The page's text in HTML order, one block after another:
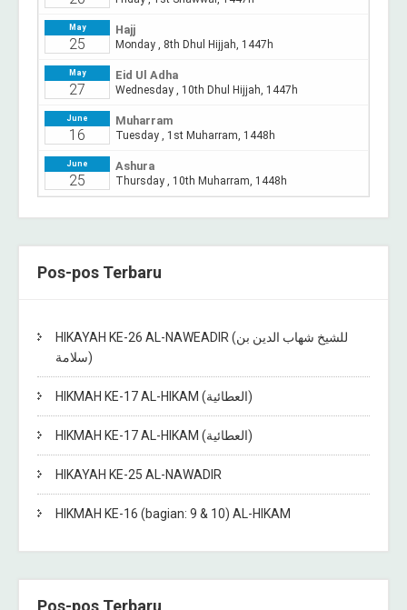
Pos-pos Terbaru
HIKAYAH KE-26 AL-NAWEADIR (للشيخ شهاب الدين بن
سلامة)
HIKMAH KE-17 AL-HIKAM (العطائية)
HIKMAH KE-17 AL-HIKAM (العطائية)
HIKAYAH KE-25 AL-NAWADIR
HIKMAH KE-16 (bagian: 9 & 10) AL-HIKAM
Pos-pos Terbaru